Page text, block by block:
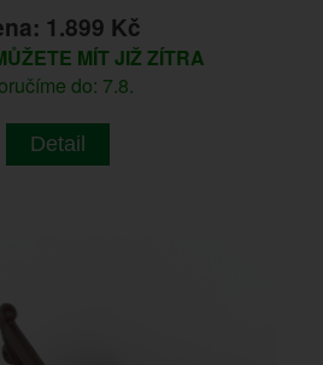
1.899 Kč
MÍT JIŽ ZÍTRA
do: 7.8.
Detail